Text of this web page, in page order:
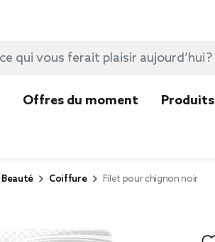
Offres du moment Produits
Beauté Coiffure Filet pour chignon noir